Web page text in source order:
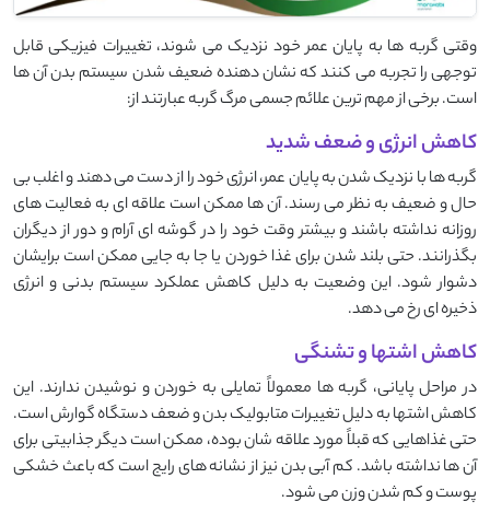
وقتی گربه ‌ها به پایان عمر خود نزدیک می ‌شوند، تغییرات فیزیکی قابل
توجهی را تجربه می ‌کنند که نشان ‌دهنده ضعیف شدن سیستم بدن آن ‌ها
است. برخی از مهم ‌ترین علائم جسمی مرگ گربه عبارتند از:
کاهش انرژی و ضعف شدید
گربه‌ ها با نزدیک شدن به پایان عمر، انرژی خود را از دست می ‌دهند و اغلب بی‌
حال و ضعیف به ‌نظر می ‌رسند. آن‌ ها ممکن است علاقه‌ ای به فعالیت ‌های
روزانه نداشته باشند و بیشتر وقت خود را در گوشه‌ ای آرام و دور از دیگران
بگذرانند. حتی بلند شدن برای غذا خوردن یا جا به ‌جایی ممکن است برایشان
دشوار شود. این وضعیت به‌ دلیل کاهش عملکرد سیستم بدنی و انرژی
ذخیره‌ ای رخ می ‌دهد.
کاهش اشتها و تشنگی
در مراحل پایانی، گربه ‌ها معمولاً تمایلی به خوردن و نوشیدن ندارند. این
کاهش اشتها به دلیل تغییرات متابولیک بدن و ضعف دستگاه گوارش است.
حتی غذاهایی که قبلاً مورد علاقه ‌شان بوده، ممکن است دیگر جذابیتی برای
آن‌ ها نداشته باشد. کم‌ آبی بدن نیز از نشانه ‌های رایج است که باعث خشکی
پوست و کم شدن وزن می ‌شود.